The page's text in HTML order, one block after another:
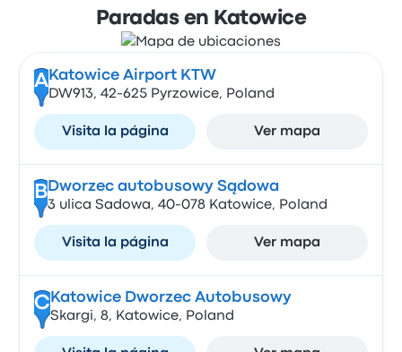
Paradas en Katowice
A Katowice Airport KTW
DW913, 42-625 Pyrzowice, Poland
Visita la página Ver mapa
B Dworzec autobusowy Sądowa
3 ulica Sadowa, 40-078 Katowice, Poland
Visita la página Ver mapa
CKatowice Dworzec Autobusowy
Skargi, 8, Katowice, Poland